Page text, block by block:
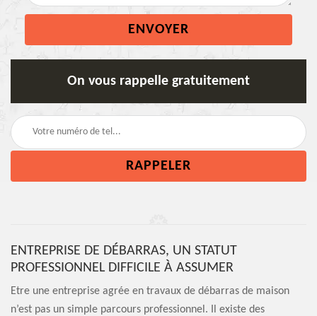
On vous rappelle gratuitement
ENTREPRISE DE DÉBARRAS, UN STATUT
PROFESSIONNEL DIFFICILE À ASSUMER
Etre une entreprise agrée en travaux de débarras de maison
n’est pas un simple parcours professionnel. Il existe des